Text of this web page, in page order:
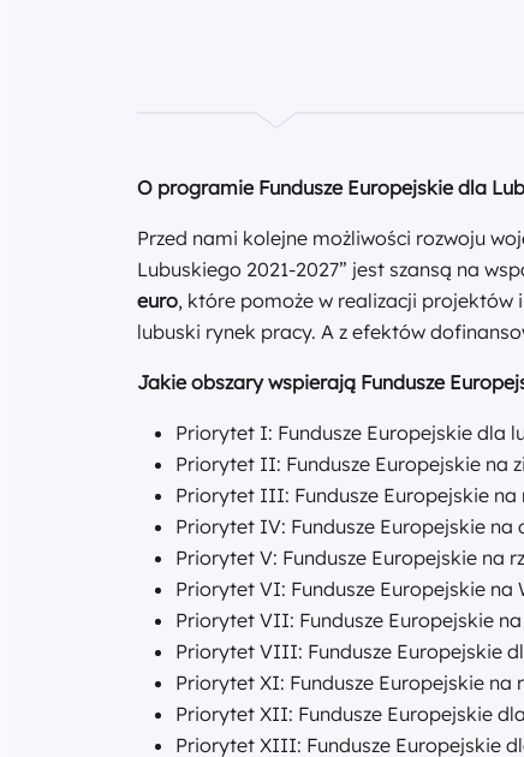
O programie Fundusze Europejskie dla
Przed nami kolejne możliwości rozwoju
Lubuskiego 2021-2027” jest szansą na
euro, które pomoże w realizacji projektów
lubuski rynek pracy. A z efektów
Jakie obszary wspierają Fundusze
Priorytet I: Fundusze Europejskie dla
Priorytet II: Fundusze Europejskie na
Priorytet III: Fundusze Europejskie
Priorytet IV: Fundusze Europejskie
Priorytet V: Fundusze Europejskie na
Priorytet VI: Fundusze Europejskie
Priorytet VII: Fundusze Europejskie
Priorytet VIII: Fundusze Europejskie
Priorytet XI: Fundusze Europejskie
Priorytet XII: Fundusze Europejskie
Priorytet XIII: Fundusze Europejskie